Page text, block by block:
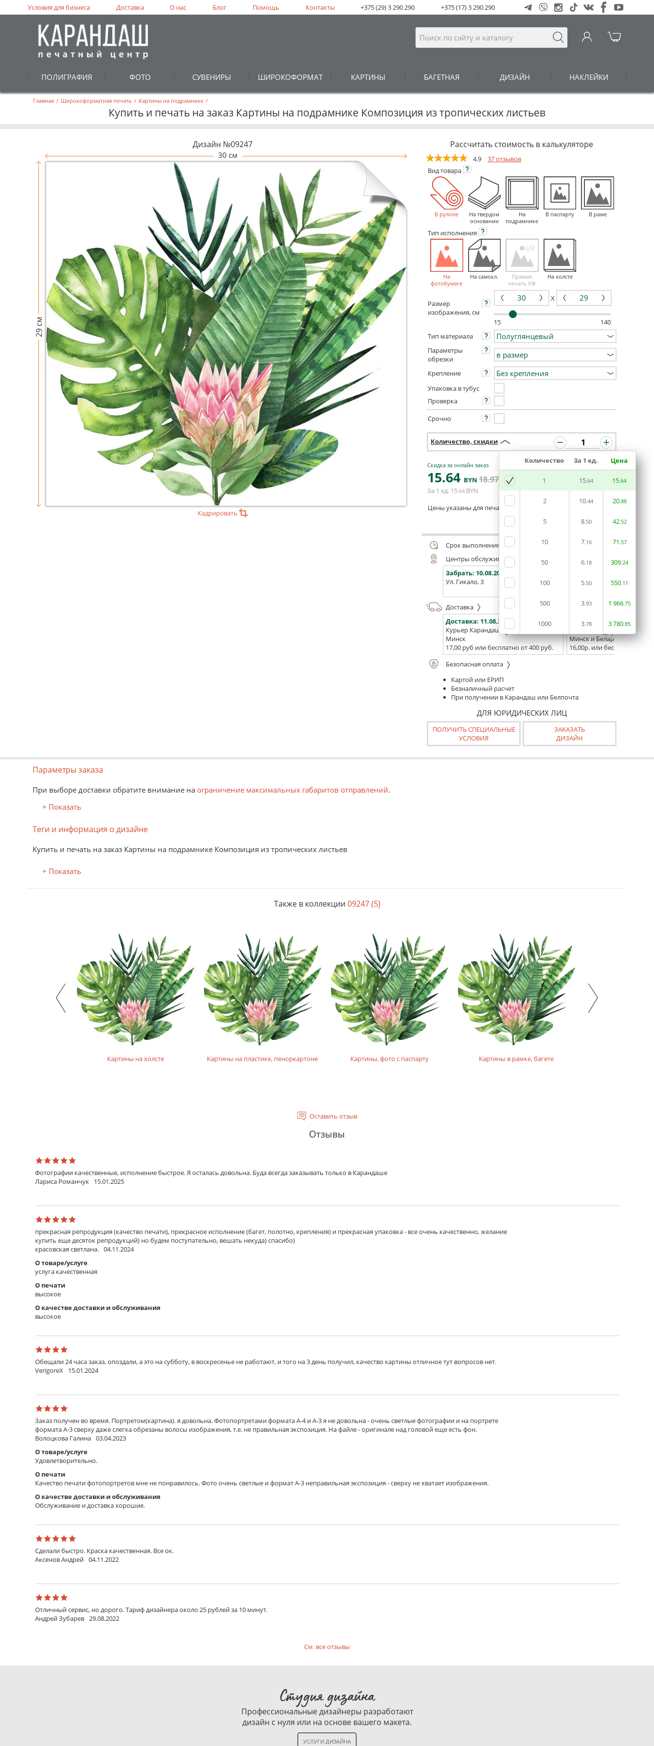
ПОЛИГРАФИЯ ФОТО СУВЕНИРЫ ШИРОКОФОРМАТ КАРТИНЫ БАГЕТНАЯ ДИЗАЙН НАКЛЕЙКИ
Условия для бизнеса Доставка О нас Блог Помощь Контакты +375 (29) 3 290 290 +375 (17) 3 290 290
Главная / Широкоформатная печать / Картины на подрамнике /
Купить и печать на заказ Картины на подрамнике Композиция из тропических листьев
Дизайн №09247
30 см
29 см
Кадрировать
Рассчитать стоимость в калькуляторе
4.9
37 отзывов
Видтовара
В рулоне
На твердом
основании
На
подрамнике
В паспарту В раме
Тип исполнения
На
фотобумаге
На самокл.
Прямая
печать УФ
На холсте
Размер
изображения, см
X
15
140
Тип материала
Параметры
обрезки
Крепление
Упаковка в тубус
Проверка
Срочно
Количество, скидки
Количество За 1 ед. Цена
1 15.64 15.64
2 10.44 20.88
5 8.50 42.52
10 7.16 71.57
50 6.18 309.24
100 5.50 550.11
500 3.93 1 966.75
1000 3.78 3780.85
Скидка за онлайн заказ
15.64 BYN 18.97
BYN
За 1 ед. 15.64 BYN
В КОРЗИНУ
Цены указаны для печати из готового макета
Оставить комментарий
Срок выполнения заказа (до 200 руб.):
48 часов
Центры обслуживания, самовывоз
Забрать: 10.08.2026
Ул. Гикало, 3
Ул. Б. Хмельницкого, 7
Доставка
Доставка: 11.08.2026
Курьер Карандаш
Минск
17,00 руб или бесплатно от 400 руб.
Доставка:
13.08.2026 -
Минск и Беларусь
16,00р. или бесплатно от
Безопасная оплата
Картой или ЕРИП
Безналичный расчет
При получении в Карандаш или Белпочта
ДЛЯ ЮРИДИЧЕСКИХ ЛИЦ
ПОЛУЧИТЬ СПЕЦИАЛЬНЫЕ
УСЛОВИЯ
ЗАКАЗАТЬ
ДИЗАЙН
Параметры заказа
При выборе доставки обратите внимание на ограничение максимальных габаритов отправлений.
+ Показать
Теги и информация о дизайне
Купить и печать на заказ Картины на подрамнике Композиция из тропических листьев
+ Показать
Также в коллекции 09247 (5)
Картины на холсте Картины на пластике, пеноркартоне Картины, фото с паспарту Картины в рамке, багете
Оставить отзыв
Отзывы
Фотографии качественные, исполнение быстрое. Я осталась довольна. Буда всегда заказывать только в Карандаше
Лариса Романчук
15.01.2025
прекрасная репродукция (качество печати), прекрасное исполнение (багет, полотно, крепления) и прекрасная упаковка - все очень качественно, желание
купить еще десяток репродукций) но будем поступательно, вешать некуда) спасибо)
красовская светлана. 04.11.2024
О товаре/услуге
услуга качественная
О печати
высокое
О качестве доставки и обслуживания
высокое
Обещали 24 часа заказ, опоздали, а это на субботу, в воскресенье не работают, и того на 3 день получил, качество картины отличное тут вопросов нет.
VerigoreX
15.01.2024
Заказ получен во время. Портретом(картина). я довольна. Фотопортретами формата А-4 и А-3 я не довольна - очень светлые фотографии и на портрете
формата А-3 сверху даже слегка обрезаны волосы изображения, т.е. не правильная экспозиция. На файле - оригинале над головой еще есть фон.
Волоцкова Галина 03.04.2023
О товаре/услуге
Удовлетворительно.
О печати
Качество печати фотопортретов мне не понравилось. Фото очень светлые и формат А-3 неправильная экспозиция - сверху не хватает изображения.
О качестве доставки и обслуживания
Обслуживание и доставка хорошие.
Сделали быстро. Краска качественная. Все ок.
Аксенов Андрей 04.11.2022
Отличный сервис, но дорого. Тариф дизайнера около 25 рублей за 10 минут.
Андрей Зубарев 29.08.2022
См. все отзывы
Студия дизайна
Профессиональные дизайнеры разработают
дизайн с нуля или на основе вашего макета.